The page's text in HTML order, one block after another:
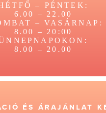
– PÉNTEK:
6.00 – 22.00
– VASÁRNAP:
8.00 – 20:00
8.00 – 20.00
ÉS ÁRAJÁNLAT